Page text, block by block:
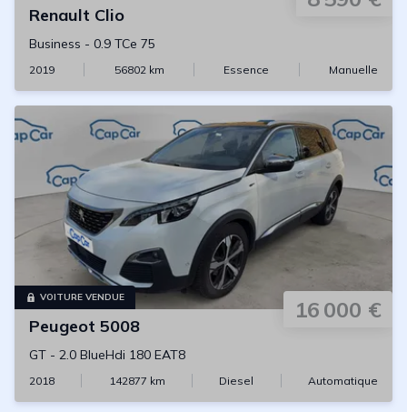
Renault Clio
Business - 0.9 TCe 75
2019 56802km Essence Manuelle
VOITURE VENDUE 16 000 €
Peugeot 5008
GT - 2.0 BlueHdi 180 EAT8
2018 142877 km Diesel Automatique